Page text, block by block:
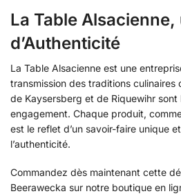
La Table
d’Authenticité
La Table Alsacienne est une
transmission des traditions culinaires
de Kaysersberg et de Riquewihr
engagement. Chaque produit,
est le reflet d’un savoir-faire unique
l’authenticité.
Commandez dès maintenant cette
Beerawecka sur notre boutique en